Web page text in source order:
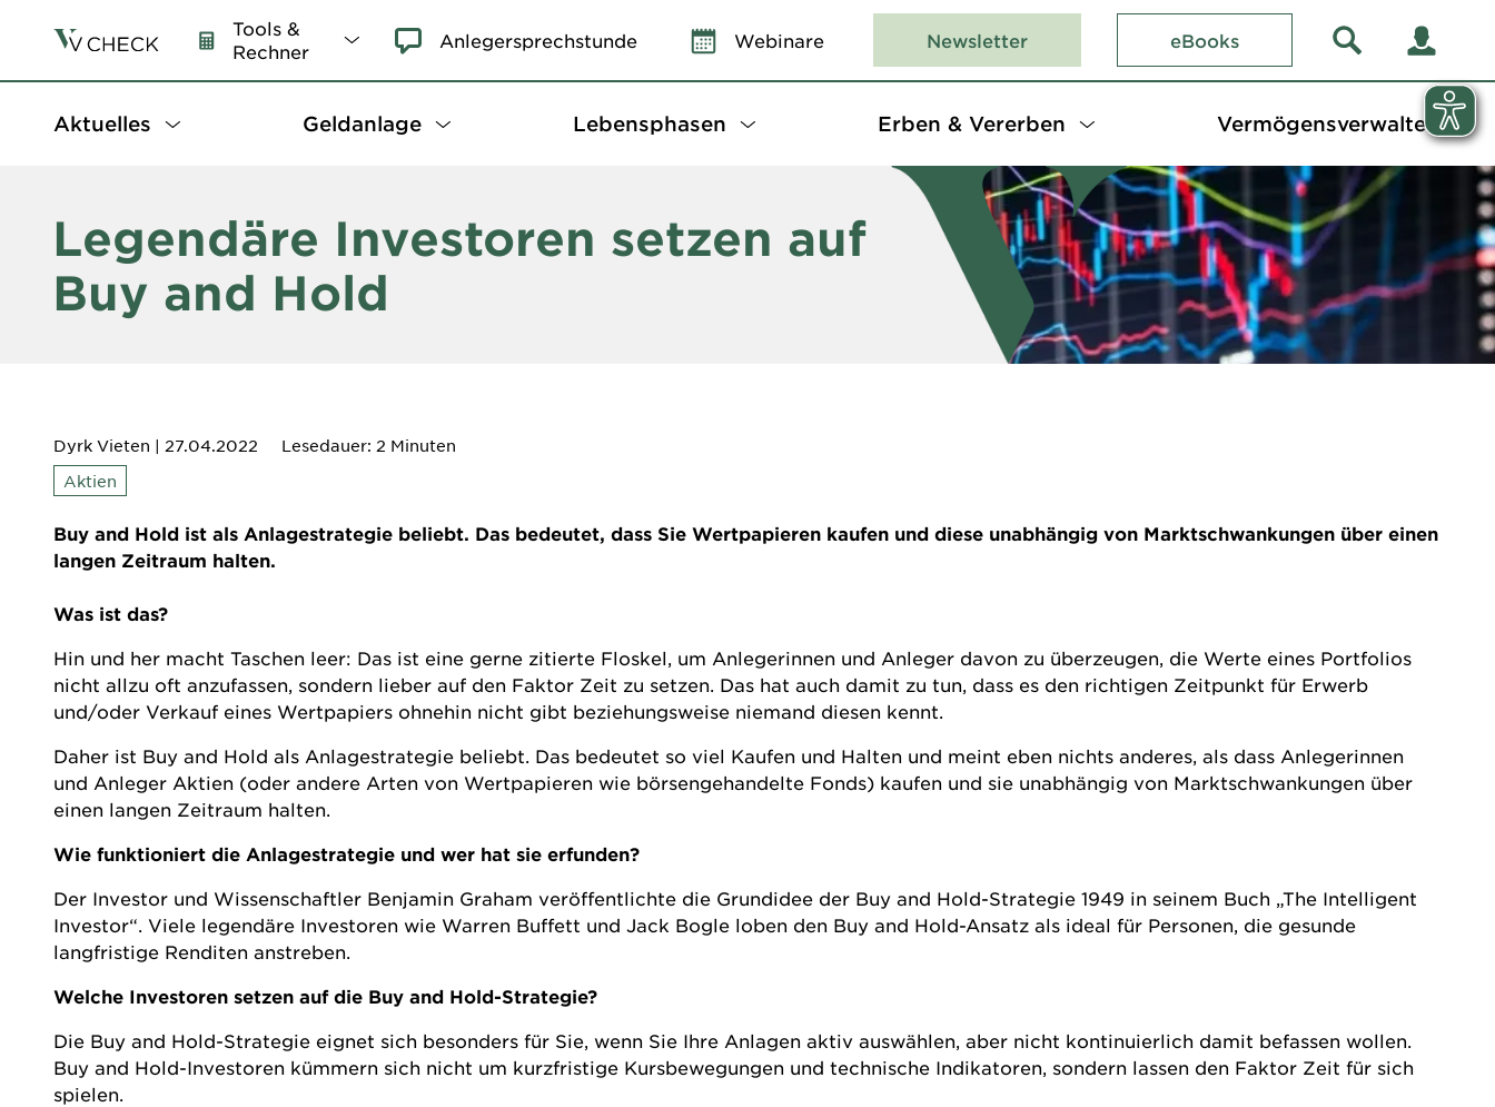
Tools &
Rechner
Anlegersprechstunde Webinare Newsletter eBooks
Aktuelles Geldanlage Lebensphasen Erben & Vererben Vermögensverwalter
Legendäre Investoren setzen auf
Buy and Hold
Dyrk Vieten | 27.04.2022
Lesedauer: 2 Minuten
Aktien
Buy and Hold ist als Anlagestrategie beliebt. Das bedeutet, dass Sie Wertpapieren kaufen und diese unabhängig von Marktschwankungen über einen
langen Zeitraum halten.
Was ist das?
Hin und her macht Taschen leer: Das ist eine gerne zitierte Floskel, um Anlegerinnen und Anleger davon zu überzeugen, die Werte eines Portfolios
nicht allzu oft anzufassen, sondern lieber auf den Faktor Zeit zu setzen. Das hat auch damit zu tun, dass es den richtigen Zeitpunkt für Erwerb
und/oder Verkauf eines Wertpapiers ohnehin nicht gibt beziehungsweise niemand diesen kennt.
Daher ist Buy and Hold als Anlagestrategie beliebt. Das bedeutet so viel Kaufen und Halten und meint eben nichts anderes, als dass Anlegerinnen
und Anleger Aktien (oder andere Arten von Wertpapieren wie börsengehandelte Fonds) kaufen und sie unabhängig von Marktschwankungen über
einen langen Zeitraum halten.
Wie funktioniert die Anlagestrategie und wer hat sie erfunden?
Der Investor und Wissenschaftler Benjamin Graham veröffentlichte die Grundidee der Buy and Hold-Strategie 1949 in seinem Buch „The Intelligent
Investor“. Viele legendäre Investoren wie Warren Buffett und Jack Bogle loben den Buy and Hold-Ansatz als ideal für Personen, die gesunde
langfristige Renditen anstreben.
Welche Investoren setzen auf die Buy and Hold-Strategie?
Die Buy and Hold-Strategie eignet sich besonders für Sie, wenn Sie Ihre Anlagen aktiv auswählen, aber nicht kontinuierlich damit befassen wollen.
Buy and Hold-Investoren kümmern sich nicht um kurzfristige Kursbewegungen und technische Indikatoren, sondern lassen den Faktor Zeit für sich
spielen.